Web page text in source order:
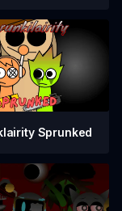
Sprunked